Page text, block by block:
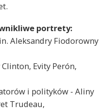
portrety:
Aleksandry Fiodorowny
Evity Perón,
i polityków - Aliny
Trudeau,